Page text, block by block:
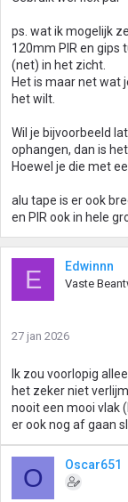
ps. wat ik mogelijk
120mm PIR en gips
(net) in het zicht.
Het is maar net wat
het wilt.
Wil je bijvoorbeeld
ophangen, dan is
Hoewel je die met
alu tape is er ook
en PIR ook in hele
E Edwinnn
Vaste
27 jan 2026
Ik zou voorlopig
het zeker niet
nooit een mooi vlak
er ook nog af gaan
O Oscar651